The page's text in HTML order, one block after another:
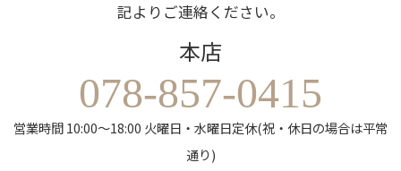
記よりご連絡ください。
本店
078-857-0415
営業時間 10:00～18:00 火曜日・水曜日定休(祝・休日の場合は平常
通り)